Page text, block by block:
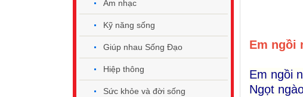
Em ngồi
Em ngồi
Ngọt
Âm nhạc
Kỹ năng sống
Giúp nhau Sống Đạo
Hiệp thông
Sức khỏe và đời sống